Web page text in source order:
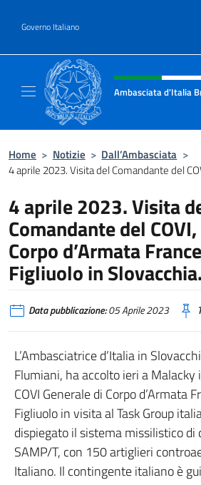
Governo Italiano
Intestazione sito,
Ambasciata d'Italia
Home > Notizie > Dall’Ambasciata >
4 aprile 2023. Visita del Comandante del
4 aprile 2023. Visita
Comandante del
Corpo d’Armata
Figliuolo in Slovacchia.
Data pubblicazione:05 Aprile 2023
L’Ambasciatrice d’Italia in
Flumiani, ha accolto ieri a Malacky
COVI Generale di Corpo d’Armata
Figliuolo in visita al Task Group
dispiegato il sistema missilistico di
SAMP/T, con 150 artiglieri
Italiano. Il contingente italiano è